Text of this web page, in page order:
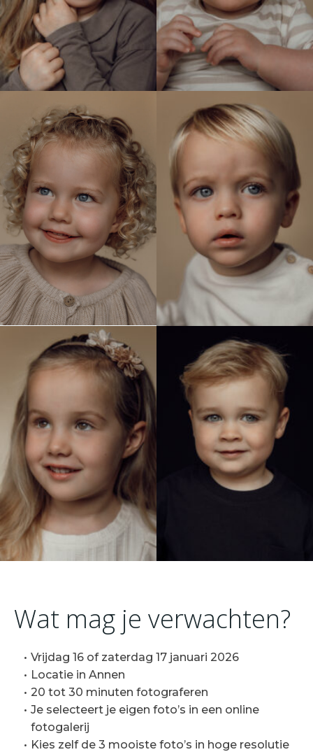
Wat mag je verwachten?
Vrijdag 16 of zaterdag 17 januari 2026
Locatie in Annen
20 tot 30 minuten fotograferen
Je selecteert je eigen foto’s in een online
fotogalerij
Kies zelf de 3 mooiste foto’s in hoge resolutie